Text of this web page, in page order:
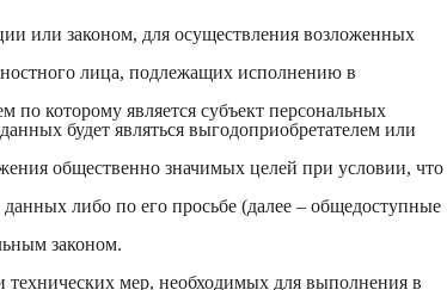
или законом, для осуществления возложенных
лица, подлежащих исполнению в
по которому является субъект персональных
будет являться выгодоприобретателем или
общественно значимых целей при условии, что
либо по его просьбе (далее – общедоступные
законом.
технических мер, необходимых для выполнения в